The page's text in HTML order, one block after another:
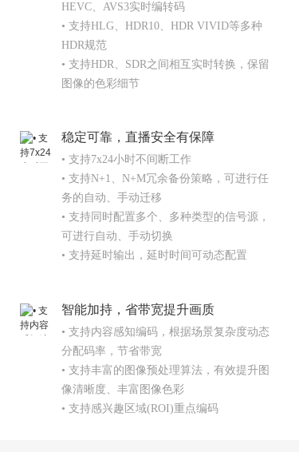
HEVC、AVS3实时编转码
• 支持HLG、HDR10、HDR VIVID等多种
HDR规范
• 支持HDR、SDR之间相互实时转换，保留
图像的色彩细节
稳定可靠，直播安全有保障
• 支持7x24小时不间断工作
• 支持N+1、N+M冗余备份策略，可进行任
务的自动、手动迁移
• 支持同时配置多个、多种类型的信号源，
可进行自动、手动切换
• 支持延时输出，延时时间可动态配置
智能加持，省带宽提升画质
• 支持内容感知编码，根据场景复杂度动态
分配码率，节省带宽
• 支持丰富的图像预处理算法，有效提升图
像清晰度、丰富图像色彩
• 支持感兴趣区域(ROI)重点编码